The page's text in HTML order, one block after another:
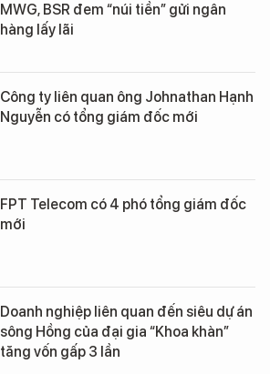
MWG, BSR đem “núi tiền” gửi ngân
hàng lấy lãi
Công ty liên quan ông Johnathan Hạnh
Nguyễn có tổng giám đốc mới
FPT Telecom có 4 phó tổng giám đốc
mới
Doanh nghiệp liên quan đến siêu dự án
sông Hồng của đại gia “Khoa khàn”
tăng vốn gấp 3 lần